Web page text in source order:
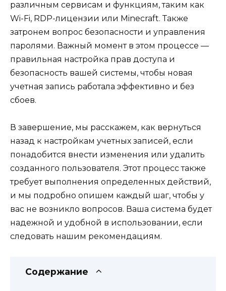
различным сервисам и функциям, таким как
Wi-Fi, RDP-лицензии или Minecraft. Также
затронем вопрос безопасности и управления
паролями. Важный момент в этом процессе —
правильная настройка прав доступа и
безопасность вашей системы, чтобы новая
учетная запись работала эффективно и без
сбоев.
В завершение, мы расскажем, как вернуться
назад к настройкам учетных записей, если
понадобится внести изменения или удалить
созданного пользователя. Этот процесс также
требует выполнения определенных действий,
и мы подробно опишем каждый шаг, чтобы у
вас не возникло вопросов. Ваша система будет
надежной и удобной в использовании, если
следовать нашим рекомендациям.
Содержание